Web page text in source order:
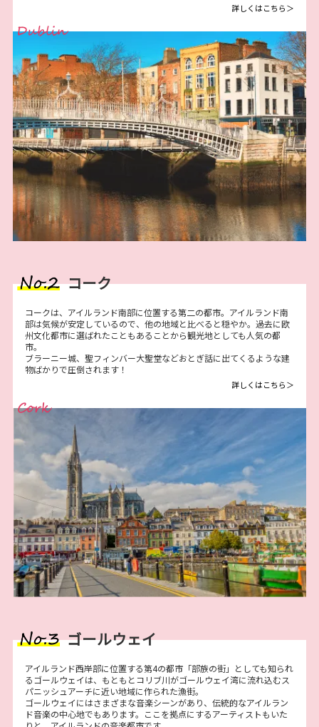
詳しくはこちら＞
コーク
コークは、アイルランド南部に位置する第二の都市。アイルランド南
部は気候が安定しているので、他の地域と比べると穏やか。過去に欧
州文化都市に選ばれたこともあることから観光地としても人気の都
市。
ブラーニー城、聖フィンバー大聖堂などおとぎ話に出てくるような建
物ばかりで圧倒されます！
詳しくはこちら＞
ゴールウェイ
アイルランド西岸部に位置する第4の都市「部族の街」としても知られ
るゴールウェイは、もともとコリブ川がゴールウェイ湾に流れ込むス
パニッシュアーチに近い地域に作られた漁街。
ゴールウェイにはさまざまな音楽シーンがあり、伝統的なアイルラン
ド音楽の中心地でもあります。ここを拠点にするアーティストもいた